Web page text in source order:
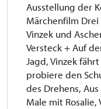
Ausstellung der
Märchenfilm Drei
Vinzek und
Versteck + Auf
Jagd, Vinzek
probiere den
des Drehens,
Male mit Rosalie,